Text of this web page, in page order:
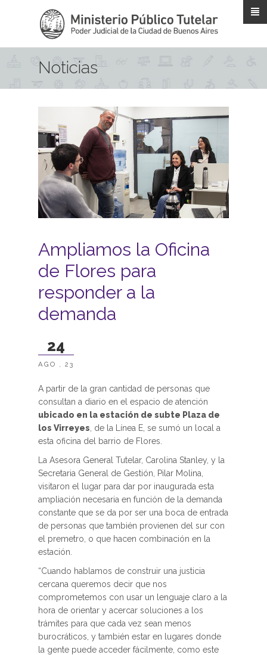
Noticias
Ampliamos la Oficina
de Flores para
responder a la
demanda
24
AGO , 23
A partir de la gran cantidad de personas que
consultan a diario en el espacio de atención
ubicado en la estación de subte Plaza de
los Virreyes , de la Línea E, se sumó un local a
esta oficina del barrio de Flores.
La Asesora General Tutelar, Carolina Stanley, y la
Secretaria General de Gestión, Pilar Molina,
visitaron el lugar para dar por inaugurada esta
ampliación necesaria en función de la demanda
constante que se da por ser una boca de entrada
de personas que también provienen del sur con
el premetro, o que hacen combinación en la
estación.
“Cuando hablamos de construir una justicia
cercana queremos decir que nos
comprometemos con usar un lenguaje claro a la
hora de orientar y acercar soluciones a los
trámites para que cada vez sean menos
burocráticos, y también estar en lugares donde
la gente puede acceder fácilmente, como este